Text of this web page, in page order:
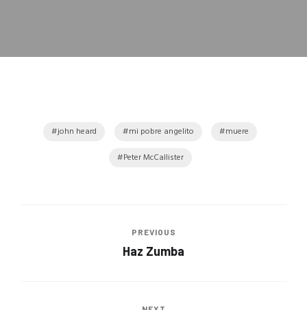
john heard mi pobre angelito
muere
Peter McCallister
PREVIOUS
Haz Zumba